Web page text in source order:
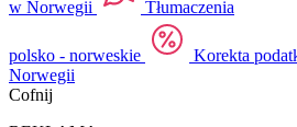
w Norwegii Tłumaczenia
polsko - norweskie Korekta
Norwegii
Cofnij